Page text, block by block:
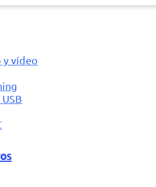
y vídeo